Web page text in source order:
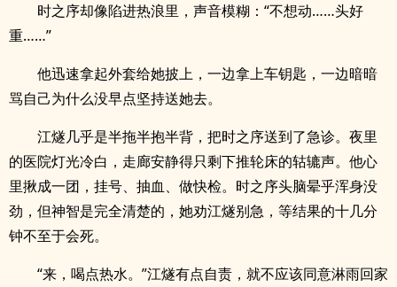
时之序却像陷进热浪里，声音模糊：“不想动……头好
重……”
他迅速拿起外套给她披上，一边拿上车钥匙，一边暗暗
骂自己为什么没早点坚持送她去。
江燧几乎是半拖半抱半背，把时之序送到了急诊。夜里
的医院灯光冷白，走廊安静得只剩下推轮床的轱辘声。他心
里揪成一团，挂号、抽血、做快检。时之序头脑晕乎浑身没
劲，但神智是完全清楚的，她劝江燧别急，等结果的十几分
钟不至于会死。
“来，喝点热水。”江燧有点自责，就不应该同意淋雨回家